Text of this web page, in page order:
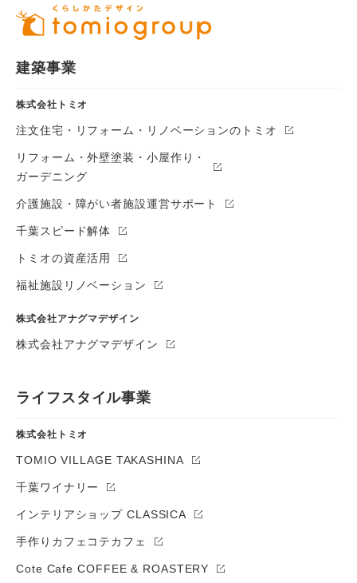
建築事業
株式会社トミオ
注文住宅・リフォーム・リノベーションのトミオ
リフォーム・外壁塗装・小屋作り・
ガーデニング
介護施設・障がい者施設運営サポート
千葉スピード解体
トミオの資産活用
福祉施設リノベーション
株式会社アナグマデザイン
株式会社アナグマデザイン
ライフスタイル事業
株式会社トミオ
TOMIO VILLAGE TAKASHINA
千葉ワイナリー
インテリアショップ CLASSICA
手作りカフェコテカフェ
Cote Cafe COFFEE & ROASTERY